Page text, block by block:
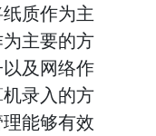
质作为主
主要的方
及网络作
录入的方
能够有效